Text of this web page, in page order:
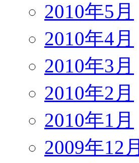
2010年5月
2010年4月
2010年3月
2010年2月
2010年1月
2009年12月